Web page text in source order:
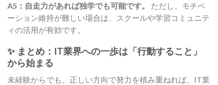
A5：自走力があれば独学でも可能です。
ただし、モチベ
ーション維持が難しい場合は、スクールや学習コミュニテ
ィの活用が有効です。
✨ まとめ：IT業界への一歩は「行動すること」
から始まる
未経験からでも、正しい方向で努力を積み重ねれば、IT業